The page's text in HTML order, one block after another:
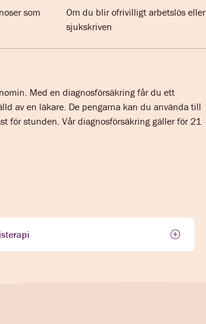
som
Om du blir ofrivilligt arbetslös eller
sjukskriven
Med en diagnosförsäkring får du ett
av en läkare. De pengarna kan du använda till
för stunden. Vår diagnosförsäkring gäller för 21